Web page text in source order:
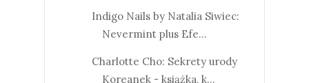
Indigo Nails by Natalia Siwiec:
Nevermint plus Efe...
Charlotte Cho: Sekrety urody
Koreanek - książka, k...